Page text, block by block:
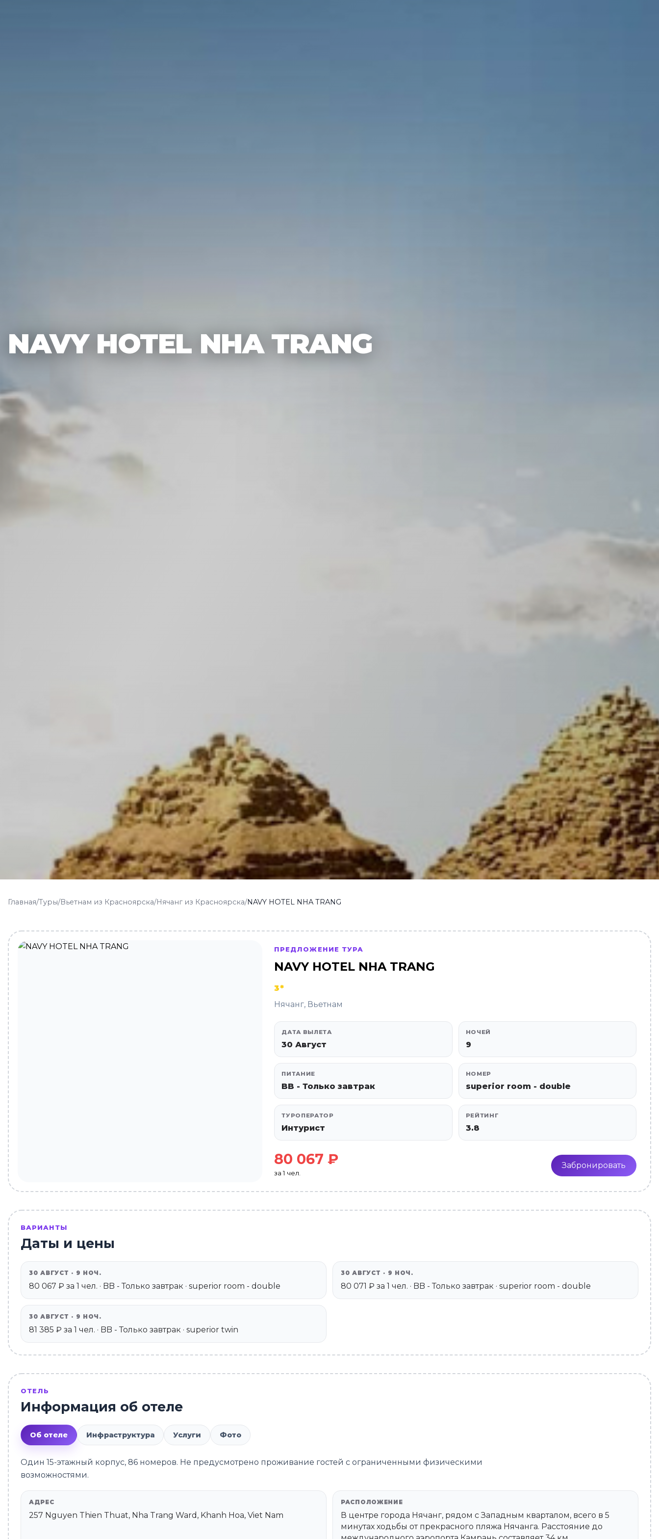
NAVY HOTEL NHA TRANG
Главная/Туры/Вьетнам из Красноярска/Нячанг из Красноярска/NAVY HOTEL NHA TRANG
ПРЕДЛОЖЕНИЕ ТУРА
NAVY HOTEL NHA TRANG
3*
Нячанг, Вьетнам
ДАТА ВЫЛЕТА
30 Август
НОЧЕЙ
9
ПИТАНИЕ
BB - Только завтрак
НОМЕР
superior room - double
ТУРОПЕРАТОР
Интурист
РЕЙТИНГ
3.8
80 067 ₽
за 1 чел.
Забронировать
ВАРИАНТЫ
Даты и цены
30 АВГУСТ · 9 НОЧ.
80 067 ₽ за 1 чел. · BB - Только завтрак · superior room - double
30 АВГУСТ · 9 НОЧ.
80 071 ₽ за 1 чел. · BB - Только завтрак · superior room - double
30 АВГУСТ · 9 НОЧ.
81 385 ₽ за 1 чел. · BB - Только завтрак · superior twin
ОТЕЛЬ
Информация об отеле
Об отеле Инфраструктура Услуги Фото
Один 15-этажный корпус, 86 номеров. Не предусмотрено проживание гостей с ограниченными физическими
возможностями.
АДРЕС
257 Nguyen Thien Thuat, Nha Trang Ward, Khanh Hoa, Viet Nam
РАСПОЛОЖЕНИЕ
В центре города Нячанг, рядом с Западным кварталом, всего в 5
минутах ходьбы от прекрасного пляжа Нячанга. Расстояние до